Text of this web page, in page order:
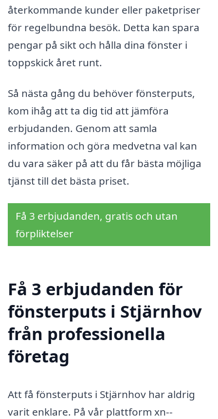
återkommande kunder eller paketpriser
för regelbundna besök. Detta kan spara
pengar på sikt och hålla dina fönster i
toppskick året runt.
Så nästa gång du behöver fönsterputs,
kom ihåg att ta dig tid att jämföra
erbjudanden. Genom att samla
information och göra medvetna val kan
du vara säker på att du får bästa möjliga
tjänst till det bästa priset.
Få 3 erbjudanden, gratis och utan
förpliktelser
Få 3 erbjudanden för
fönsterputs i Stjärnhov
från professionella
företag
Att få fönsterputs i Stjärnhov har aldrig
varit enklare. På vår plattform xn--